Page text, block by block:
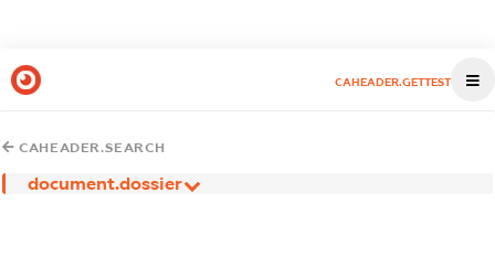
CAHEADER.GETTEST
CAHEADER.SEARCH
document.dossier